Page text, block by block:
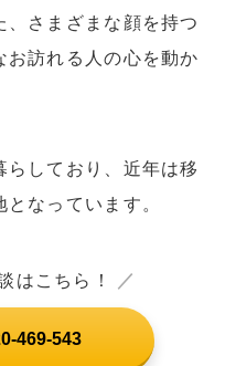
、さまざまな顔を持つ
お訪れる人の心を動か
らしており、近年は移
なっています。
はこちら！ ／
469-543